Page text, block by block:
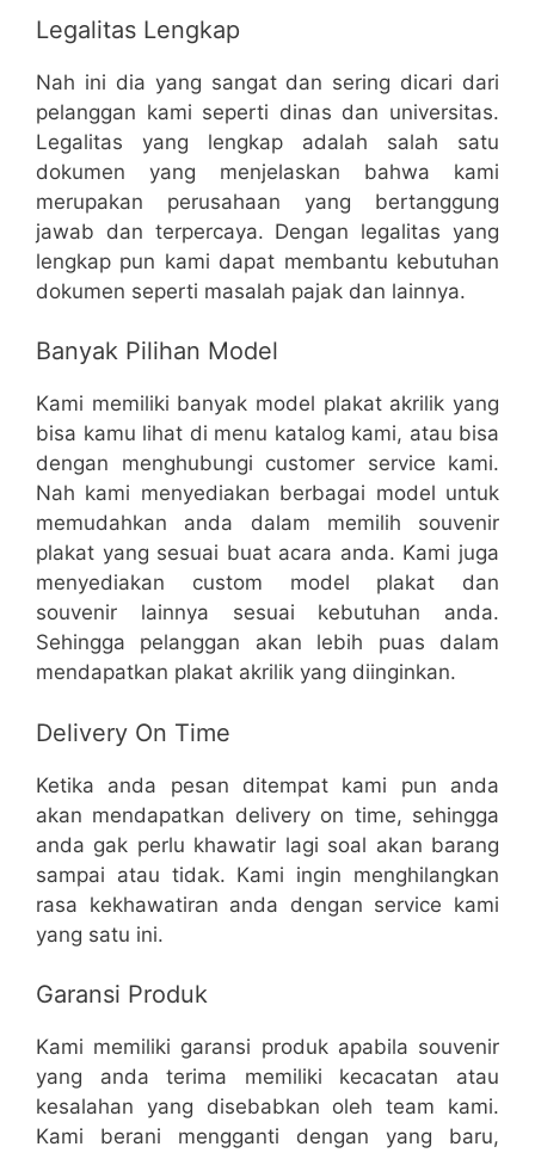
Legalitas Lengkap
Nah ini dia yang sangat dan sering dicari dari
pelanggan kami seperti dinas dan universitas.
Legalitas yang lengkap adalah salah satu
dokumen yang menjelaskan bahwa kami
merupakan perusahaan yang bertanggung
jawab dan terpercaya. Dengan legalitas yang
lengkap pun kami dapat membantu kebutuhan
dokumen seperti masalah pajak dan lainnya.
Banyak Pilihan Model
Kami memiliki banyak model plakat akrilik yang
bisa kamu lihat di menu katalog kami, atau bisa
dengan menghubungi customer service kami.
Nah kami menyediakan berbagai model untuk
memudahkan anda dalam memilih souvenir
plakat yang sesuai buat acara anda. Kami juga
menyediakan custom model plakat dan
souvenir lainnya sesuai kebutuhan anda.
Sehingga pelanggan akan lebih puas dalam
mendapatkan plakat akrilik yang diinginkan.
Delivery On Time
Ketika anda pesan ditempat kami pun anda
akan mendapatkan delivery on time, sehingga
anda gak perlu khawatir lagi soal akan barang
sampai atau tidak. Kami ingin menghilangkan
rasa kekhawatiran anda dengan service kami
yang satu ini.
Garansi Produk
Kami memiliki garansi produk apabila souvenir
yang anda terima memiliki kecacatan atau
kesalahan yang disebabkan oleh team kami.
Kami berani mengganti dengan yang baru,